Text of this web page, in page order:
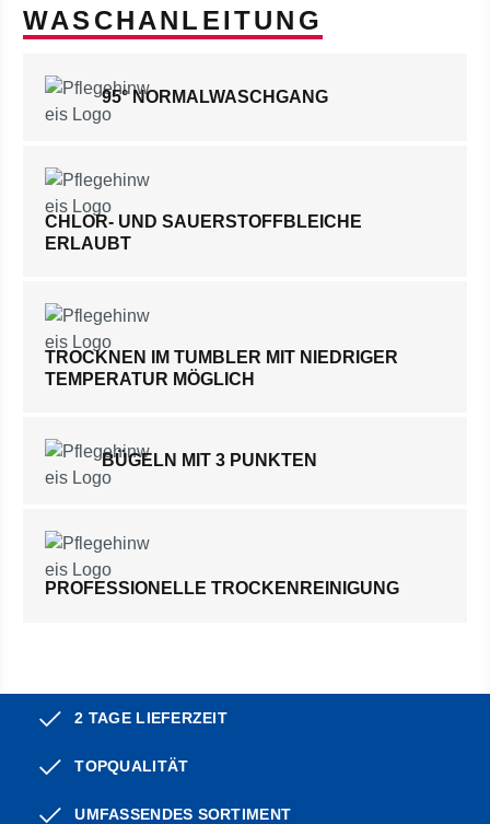
WASCHANLEITUNG
95° NORMALWASCHGANG
CHLOR- UND SAUERSTOFFBLEICHE
ERLAUBT
TROCKNEN IM TUMBLER MIT NIEDRIGER
TEMPERATUR MÖGLICH
BÜGELN MIT 3 PUNKTEN
PROFESSIONELLE TROCKENREINIGUNG
2 TAGE LIEFERZEIT
TOPQUALITÄT
UMFASSENDES SORTIMENT